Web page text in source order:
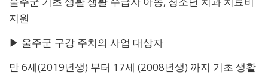
지원
▶ 울주군 구강 주치의 사업 대상자
만 6세(2019년생) 부터 17세 (2008년생) 까지 기초 생활